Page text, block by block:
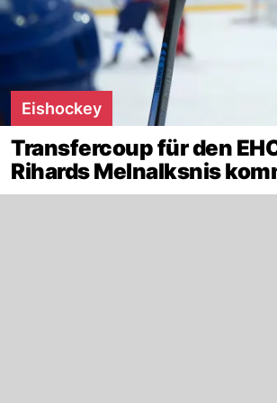
Eishockey
Transfercoup für den
Rihards Melnalksnis